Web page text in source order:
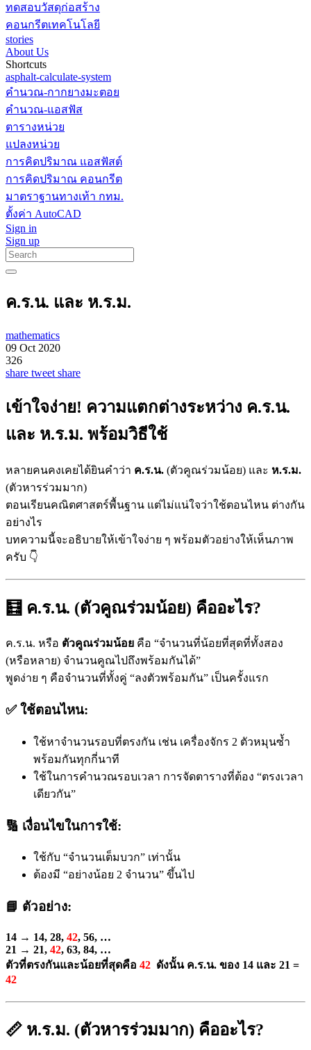
ทดสอบวัสดุก่อสร้าง
คอนกรีตเทคโนโลยี
stories
About Us
Shortcuts
asphalt-calculate-system
คำนวณ-กากยางมะตอย
คำนวณ-แอสฟัส
ตารางหน่วย
แปลงหน่วย
การคิดปริมาณ แอสฟัสต์
การคิดปริมาณ คอนกรีต
มาตราฐานทางเท้า กทม.
ตั้งค่า AutoCAD
Sign in
Sign up
ค.ร.น. และ ห.ร.ม.
mathematics
09 Oct 2020
326
share tweet share
เข้าใจง่าย! ความแตกต่างระหว่าง ค.ร.น.
และ ห.ร.ม. พร้อมวิธีใช้
หลายคนคงเคยได้ยินคำว่า ค.ร.น. (ตัวคูณร่วมน้อย) และ ห.ร.ม.
(ตัวหารร่วมมาก)
ตอนเรียนคณิตศาสตร์พื้นฐาน แต่ไม่แน่ใจว่าใช้ตอนไหน ต่างกัน
อย่างไร
บทความนี้จะอธิบายให้เข้าใจง่าย ๆ พร้อมตัวอย่างให้เห็นภาพ
ครับ 👇
🧮 ค.ร.น. (ตัวคูณร่วมน้อย) คืออะไร?
ค.ร.น. หรือ ตัวคูณร่วมน้อย คือ “จำนวนที่น้อยที่สุดที่ทั้งสอง
(หรือหลาย) จำนวนคูณไปถึงพร้อมกันได้”
พูดง่าย ๆ คือจำนวนที่ทั้งคู่ “ลงตัวพร้อมกัน” เป็นครั้งแรก
✅ ใช้ตอนไหน:
ใช้หาจำนวนรอบที่ตรงกัน เช่น เครื่องจักร 2 ตัวหมุนซ้ำ
พร้อมกันทุกกี่นาที
ใช้ในการคำนวณรอบเวลา การจัดตารางที่ต้อง “ตรงเวลา
เดียวกัน”
🔢 เงื่อนไขในการใช้:
ใช้กับ “จำนวนเต็มบวก” เท่านั้น
ต้องมี “อย่างน้อย 2 จำนวน” ขึ้นไป
📘 ตัวอย่าง:
14 → 14, 28, 42, 56, …
21 → 21, 42, 63, 84, …
ตัวที่ตรงกันและน้อยที่สุดคือ 42 ดังนั้น ค.ร.น. ของ 14 และ 21 =
42
📏 ห.ร.ม. (ตัวหารร่วมมาก) คืออะไร?